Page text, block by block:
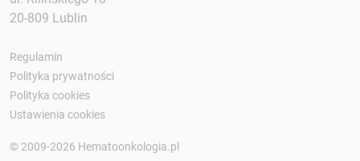
20-809 Lublin
Regulamin
Polityka prywatności
Polityka cookies
Ustawienia cookies
© 2009-2026 Hematoonkologia.pl